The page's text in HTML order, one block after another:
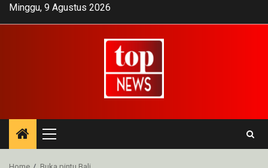
SkipMinggu, 9 Agustus 2026
Primary
Menu